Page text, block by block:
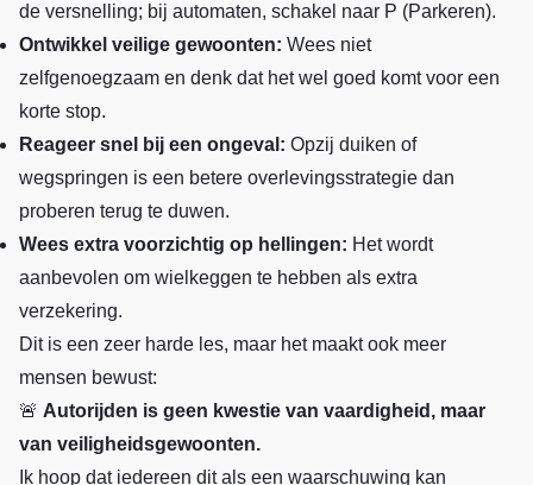
de versnelling; bij automaten, schakel naar P (Parkeren).
Ontwikkel veilige gewoonten: Wees niet
zelfgenoegzaam en denk dat het wel goed komt voor een
korte stop.
Reageer snel bij een ongeval: Opzij duiken of
wegspringen is een betere overlevingsstrategie dan
proberen terug te duwen.
Wees extra voorzichtig op hellingen: Het wordt
aanbevolen om wielkeggen te hebben als extra
verzekering.
Dit is een zeer harde les, maar het maakt ook meer
mensen bewust:
🚨 Autorijden is geen kwestie van vaardigheid, maar
van veiligheidsgewoonten.
Ik hoop dat iedereen dit als een waarschuwing kan